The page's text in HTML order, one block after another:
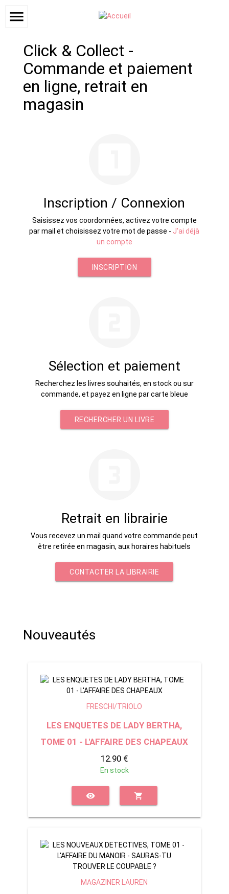
menu
Click & Collect -
Commande et paiement
en ligne, retrait en
magasin
Inscription / Connexion
Saisissez vos coordonnées, activez votre compte
par mail et choisissez votre mot de passe - J'ai déjà
un compte
INSCRIPTION
Sélection et paiement
Recherchez les livres souhaités, en stock ou sur
commande, et payez en ligne par carte bleue
RECHERCHER UN LIVRE
Retrait en librairie
Vous recevez un mail quand votre commande peut
être retirée en magasin, aux horaires habituels
CONTACTER LA LIBRAIRIE
Nouveautés
FRESCHI/TRIOLO
LES ENQUETES DE LADY BERTHA,
TOME 01 - L'AFFAIRE DES CHAPEAUX
12.90 €
En stock
visibility shopping_cart
MAGAZINER LAUREN